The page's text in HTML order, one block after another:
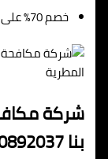
خصم 70% على الخدمة لأول مرة.
المطرية
شركة
بنا 01080892037